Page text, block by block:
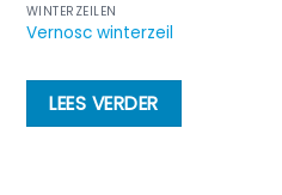
WINTERZEILEN
Vernosc winterzeil
LEES VERDER